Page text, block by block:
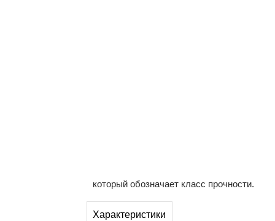
который обозначает класс прочности.
Характеристики